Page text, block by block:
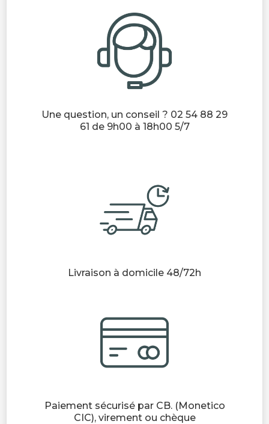
Une question, un conseil ? 02 54 88 29
61 de 9h00 à 18h00 5/7
Livraison à domicile 48/72h
Paiement sécurisé par CB. (Monetico
CIC), virement ou chèque